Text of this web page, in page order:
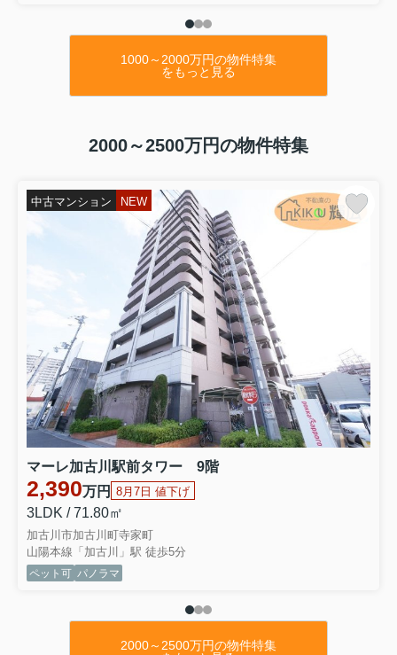
誠に勝手ながら以下の期間を夏季休業とさせていただきます
ご不便をおかけしますが
何卒ご容赦くださいますようお願い申し上げます
2026.08.06
★種別 ：新築戸建（全1棟）
★住所 ：加古川市尾上町11期口里
★号棟 ：1号棟
★間取 ：4LDK
★価格 ：2,698万円
⇒物件詳細はこちらをクリックくださいませ
★種別 ：新築戸建（全1棟）
★住所 ：加古川市野口町14期野口
★号棟 ：1号棟
★間取 ：4LDK
★価格 ：2,998万円
⇒物件詳細はこちらをクリックくださいませ
★種別 ：新築戸建（全2棟）
★住所 ：加古川市野口町12期北野
★号棟 ：1号棟
★間取 ：5LDK
★価格 ：3,198万円
⇒物件詳細はこちらをクリックくださいませ
★種別 ：新築戸建（全1棟）
★住所 ：加古川市米田町1期平津
1000～2000万円の物件特集
をもっと見る
2000～2500万円の物件特集
中古マンション NEW
マーレ加古川駅前タワー 9階
2,390万円 8月7日 値下げ
3LDK / 71.80㎡
加古川市加古川町寺家町
山陽本線「加古川」駅 徒歩5分
ペット可 パノラマ
2000～2500万円の物件特集